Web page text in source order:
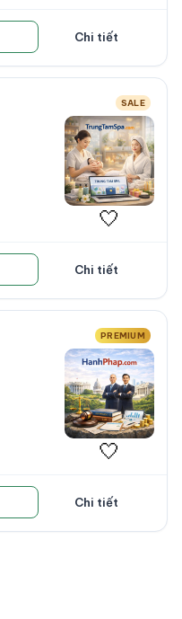
Chi tiết
SALE
🤍
Chi tiết
PREMIUM
🤍
Chi tiết